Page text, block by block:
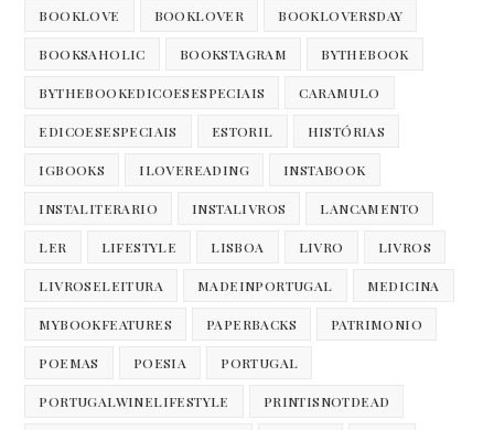
BOOKLOVE BOOKLOVER BOOKLOVERSDAY
BOOKSAHOLIC BOOKSTAGRAM BYTHEBOOK
BYTHEBOOKEDICOESESPECIAIS CARAMULO
EDICOESESPECIAIS ESTORIL HISTÓRIAS
IGBOOKS ILOVEREADING INSTABOOK
INSTALITERARIO INSTALIVROS LANCAMENTO
LER LIFESTYLE LISBOA LIVRO LIVROS
LIVROSELEITURA MADEINPORTUGAL MEDICINA
MYBOOKFEATURES PAPERBACKS PATRIMONIO
POEMAS POESIA PORTUGAL
PORTUGALWINELIFESTYLE PRINTISNOTDEAD